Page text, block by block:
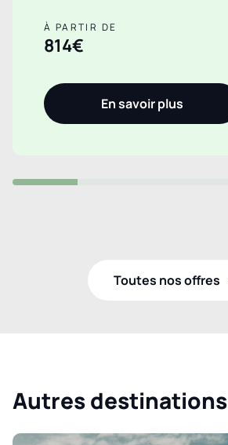
À PARTIR DE
814€
En savoir plus
Toutes nos offres
Autres destinations